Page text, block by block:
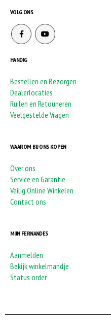
VOLG ONS
HANDIG
Bestellen en Bezorgen
Dealerlocaties
Ruilen en Retouneren
Veelgestelde Vragen
WAAROM BIJ ONS KOPEN
Over ons
Service en Garantie
Veilig Online Winkelen
Contact ons
MIJN FERNANDES
Aanmelden
Bekijk winkelmandje
Status order